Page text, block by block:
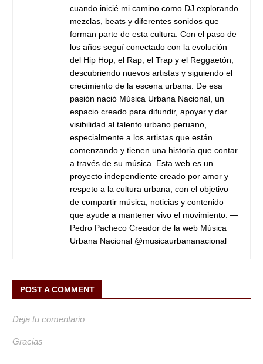
cuando inicié mi camino como DJ explorando
mezclas, beats y diferentes sonidos que
forman parte de esta cultura. Con el paso de
los años seguí conectado con la evolución
del Hip Hop, el Rap, el Trap y el Reggaetón,
descubriendo nuevos artistas y siguiendo el
crecimiento de la escena urbana. De esa
pasión nació Música Urbana Nacional, un
espacio creado para difundir, apoyar y dar
visibilidad al talento urbano peruano,
especialmente a los artistas que están
comenzando y tienen una historia que contar
a través de su música. Esta web es un
proyecto independiente creado por amor y
respeto a la cultura urbana, con el objetivo
de compartir música, noticias y contenido
que ayude a mantener vivo el movimiento. —
Pedro Pacheco Creador de la web Música
Urbana Nacional @musicaurbananacional
POST A COMMENT
Deja tu comentario
Gracias